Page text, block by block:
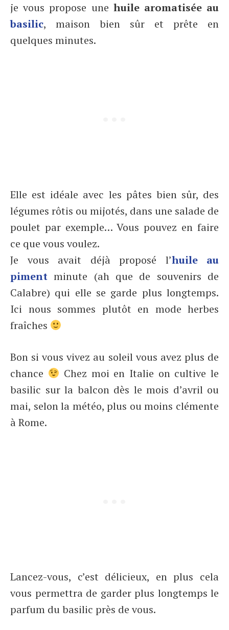
je vous propose une huile aromatisée au
basilic, maison bien sûr et prête en
quelques minutes.
Elle est idéale avec les pâtes bien sûr, des
légumes rôtis ou mijotés, dans une salade de
poulet par exemple… Vous pouvez en faire
ce que vous voulez.
Je vous avait déjà proposé l’huile au
piment minute (ah que de souvenirs de
Calabre) qui elle se garde plus longtemps.
Ici nous sommes plutôt en mode herbes
fraîches
Bon si vous vivez au soleil vous avez plus de
chance
Chez moi en Italie on cultive le
basilic sur la balcon dès le mois d’avril ou
mai, selon la météo, plus ou moins clémente
à Rome.
Lancez-vous, c’est délicieux, en plus cela
vous permettra de garder plus longtemps le
parfum du basilic près de vous.